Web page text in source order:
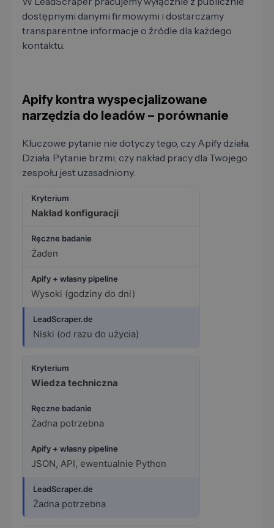
dostępnymi danymi firmowymi i dostarczamy
transparentne informacje o źródle dla każdego
kontaktu.
Apify kontra wyspecjalizowane
narzędzia do leadów – porównanie
Kluczowe pytanie nie dotyczy tego, czy Apify działa.
Działa. Pytanie brzmi, czy nakład pracy dla Twojego
zespołu jest uzasadniony.
Nakład konfiguracji
Żaden
Wysoki (godziny do dni)
Niski (od razu do użycia)
Wiedza techniczna
Żadna potrzebna
JSON, API, ewentualnie Python
Żadna potrzebna